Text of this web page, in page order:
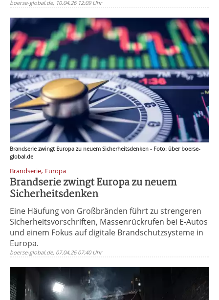
boerse-global.de, 10.04.26 12:09 Uhr
Brandserie zwingt Europa zu neuem Sicherheitsdenken - Foto: über boerse-
global.de
Brandserie, Europa
Brandserie zwingt Europa zu neuem
Sicherheitsdenken
Eine Häufung von Großbränden führt zu strengeren
Sicherheitsvorschriften, Massenrückrufen bei E-Autos
und einem Fokus auf digitale Brandschutzsysteme in
Europa.
boerse-global.de, 07.04.26 07:40 Uhr